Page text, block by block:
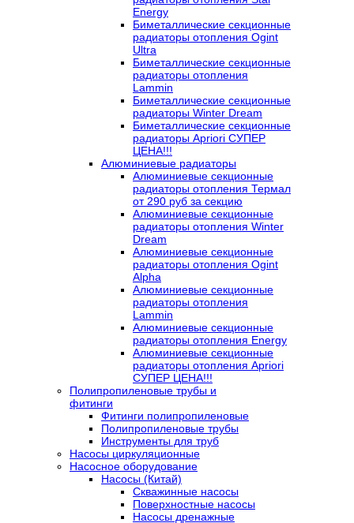
Energy
Биметаллические секционные
радиаторы отопления Ogint
Ultra
Биметаллические секционные
радиаторы отопления
Lammin
Биметаллические секционные
радиаторы Winter Dream
Биметаллические секционные
радиаторы Apriori СУПЕР
ЦЕНА!!!
Алюминиевые радиаторы
Алюминиевые секционные
радиаторы отопления Термал
от 290 руб за секцию
Алюминиевые секционные
радиаторы отопления Winter
Dream
Алюминиевые секционные
радиаторы отопления Ogint
Alpha
Алюминиевые секционные
радиаторы отопления
Lammin
Алюминиевые секционные
радиаторы отопления Energy
Алюминиевые секционные
радиаторы отопления Apriori
СУПЕР ЦЕНА!!!
Полипропиленовые трубы и
фитинги
Фитинги полипропиленовые
Полипропиленовые трубы
Инструменты для труб
Насосы циркуляционные
Насосное оборудование
Насосы (Китай)
Скважинные насосы
Поверхностные насосы
Насосы дренажные